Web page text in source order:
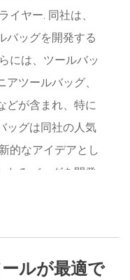
イヤー. 同社は、
バッグを開発する
には、ツールバッ
ツールバッグ、
どが含まれ、特に
ッグは同社の人気
的なアイデアとし
たみバッグを開発
は 100 を超え
パッドをヨーロ
他の国の顧客に提
ルが最適で